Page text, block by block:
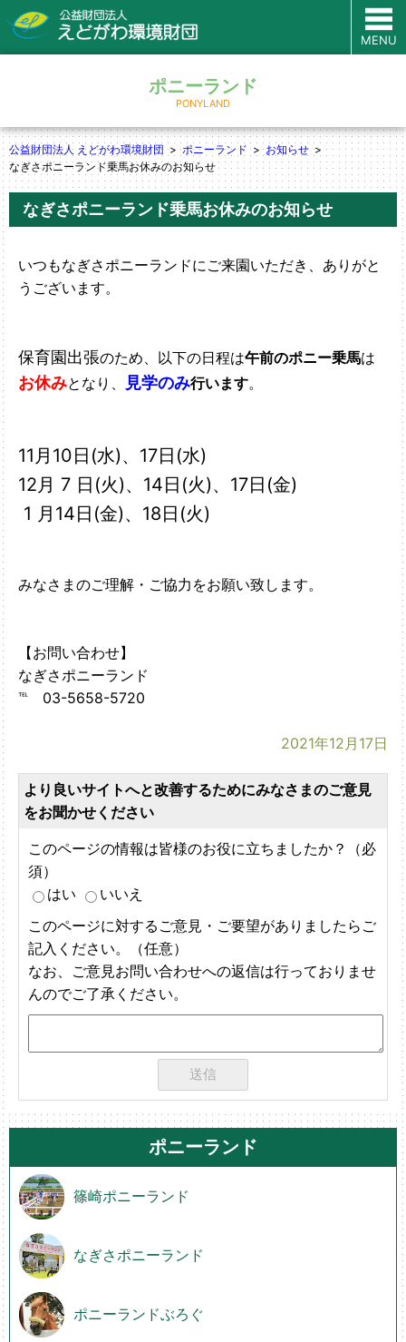
MENU
ポニーランド
PONYLAND
公益財団法人 えどがわ環境財団 ポニーランド
お知らせ
なぎさポニーランド乗馬お休みのお知らせ
なぎさポニーランド乗馬お休みのお知らせ
いつもなぎさポニーランドにご来園いただき、ありがと
うございます。
保育園出張のため、以下の日程は午前のポニー乗馬は
お休みとなり、 見学のみ行います。
11月10日(水)、17日(水)
12月 7 日(火)、14日(火)、17日(金)
1 月14日(金)、18日(火)
みなさまのご理解・ご協力をお願い致します。
【お問い合わせ】
なぎさポニーランド
℡ 03-5658-5720
2021年12月17日
より良いサイトへと改善するためにみなさまのご意見
をお聞かせください
このページの情報は皆様のお役に立ちましたか？（必
須）
はい
いいえ
このページに対するご意見・ご要望がありましたらご
記入ください。（任意）
なお、ご意見お問い合わせへの返信は行っておりませ
んのでご了承ください。
ポニーランド
篠崎ポニーランド
なぎさポニーランド
ポニーランドぶろぐ